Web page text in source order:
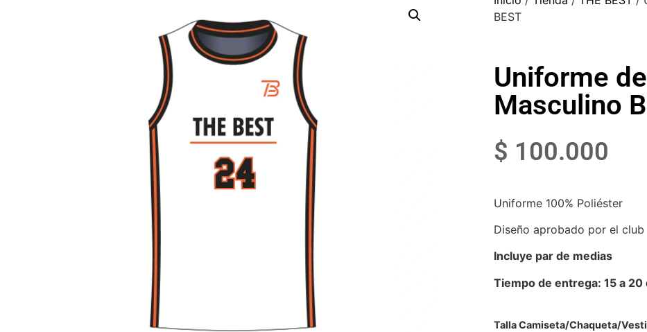
BEST
Uniforme
Masculino
$ 100.000
Uniforme 100% Poliéster
Diseño aprobado por el club
Incluye par de medias
Tiempo de entrega: 15 a 20
Talla Camiseta/Chaqueta/